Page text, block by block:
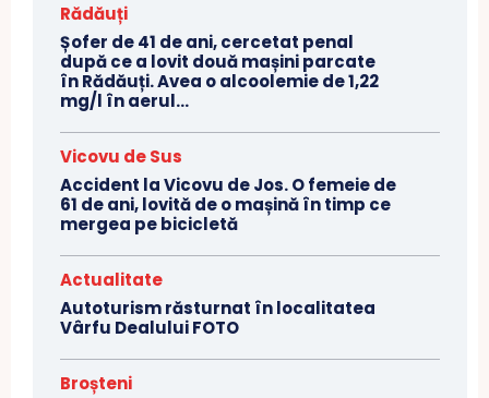
Rădăuți
Șofer de 41 de ani, cercetat penal
după ce a lovit două mașini parcate
în Rădăuți. Avea o alcoolemie de 1,22
mg/l în aerul...
Vicovu de Sus
Accident la Vicovu de Jos. O femeie de
61 de ani, lovită de o mașină în timp ce
mergea pe bicicletă
Actualitate
Autoturism răsturnat în localitatea
Vârfu Dealului FOTO
Broșteni